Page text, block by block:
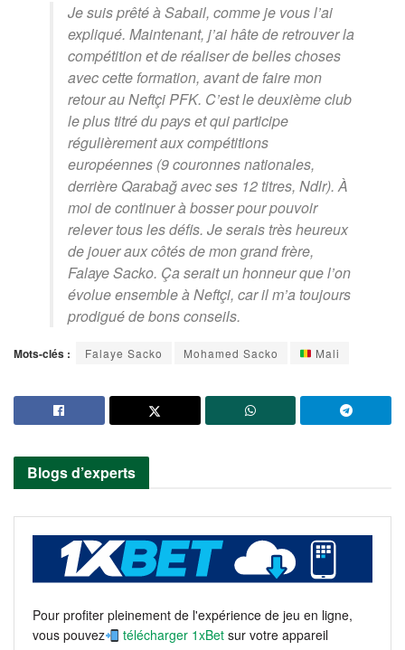
Je suis prêté à Sabail, comme je vous l’ai
expliqué. Maintenant, j’ai hâte de retrouver la
compétition et de réaliser de belles choses
avec cette formation, avant de faire mon
retour au Neftçi PFK. C’est le deuxième club
le plus titré du pays et qui participe
régulièrement aux compétitions
européennes (9 couronnes nationales,
derrière Qarabağ avec ses 12 titres, Ndlr). À
moi de continuer à bosser pour pouvoir
relever tous les défis. Je serais très heureux
de jouer aux côtés de mon grand frère,
Falaye Sacko. Ça serait un honneur que l’on
évolue ensemble à Neftçi, car il m’a toujours
prodigué de bons conseils.
Mots-clés : Falaye Sacko Mohamed Sacko Mali
Blogs d’experts
Pour profiter pleinement de l'expérience de jeu en ligne,
vous pouvez
télécharger 1xBet sur votre appareil